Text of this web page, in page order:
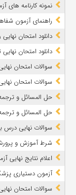
نمونه کارنامه های
راهنمای آزمون
دانلود امتحان نهایی ریاضی 3 تجربی پایه
دانلود امتحان نهایی تاریخ 2 پایه یازدهم
سوالات امتحان نهایی عربی 3 سال دوازدهم
سوالات امتحان نهایی عربی 3 انسانی پایه
حل المسائل و
حل المسائل و
سوالات نهایی درس
شرط آموزش و پرورش
اعلام نتایج نهایی آزمون دکتری
آزمون دستیاری پزشکی تخصصی 1405 در
سوالات امتحان نهایی زیست شناسی